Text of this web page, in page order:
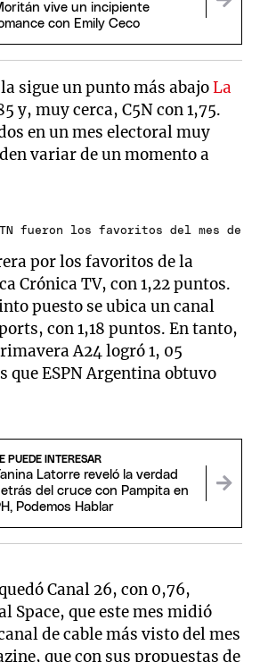
vive un incipiente
con Emily Ceco
la sigue un punto más abajoLa
y, muy cerca, C5N con 1,75.
en un mes electoral muy
variar de un momento a
TN fueron los favoritos del mes de
por los favoritos de la
Crónica TV, con 1,22 puntos.
puesto se ubica un canal
con 1,18 puntos. En tanto,
A24 logró 1, 05
que ESPN Argentina obtuvo
PUEDE INTERESAR
Latorre reveló la verdad
del cruce con Pampita en
Podemos Hablar
Canal 26, con 0,76,
Space, que este mes midió
de cable más visto del mes
que con sus propuestas de